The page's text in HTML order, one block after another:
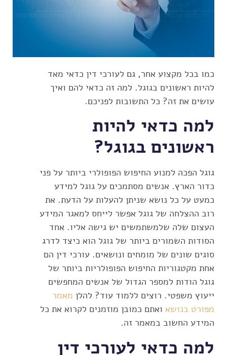
כמו בכל מקצוע אחר, גם לעורכי דין כדאי מאד
להיות ראשונים בגוגל. למה זה כדאי להם ואיך
עושים את זה? כל התשובות לפניכם.
למה כדאי להיות
ראשונים בגוגל?
גוגל הפכה למנוע החיפוש הפופולרי ביותר על פני
כדור הארץ. אנשים מסתמכים על גוגל למידע
כמעט על כל נושא שניתן להעלות על הדעת. את
רוב ההצלחה של גוגל אפשר לייחס למאגר המידע
העצום שלה שלמשתמשים יש גישה אליו. אחד
הסודות השמורים ביותר של גוגל הוא כיצד לדרג
סוגים שונים של מומחים ונושאים. עורכי דין הם
אחת מקטגוריות החיפוש הפופולריות ביותר של
גוגל הודות למספר הגדול של אנשים המחפשים
ייעוץ משפטי. רוצים ללמוד עוד? להלן מאמר
מפורט בנושא ואתם כמובן מוזמנים לקרוא את כל
המידע החשוב במאמר זה.
למה כדאי לעורכי דין